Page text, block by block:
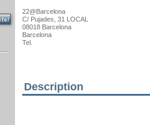
22@Barcelona
C/ Pujades, 31 LOCAL
08018 Barcelona
Barcelona
Tel.
Description